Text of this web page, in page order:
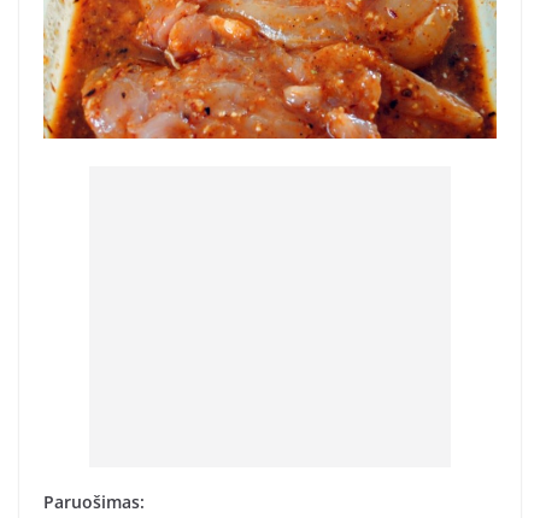
Paruošimas: